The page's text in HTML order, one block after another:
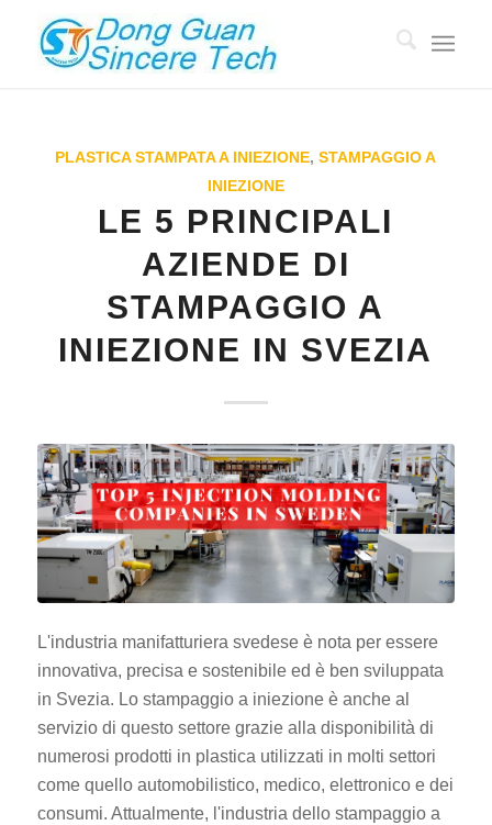
PLASTICA STAMPATA A INIEZIONE,STAMPAGGIO A
INIEZIONE
LE 5 PRINCIPALI
AZIENDE DI
STAMPAGGIO A
INIEZIONE IN SVEZIA
L'industria manifatturiera svedese è nota per essere
innovativa, precisa e sostenibile ed è ben sviluppata
in Svezia. Lo stampaggio a iniezione è anche al
servizio di questo settore grazie alla disponibilità di
numerosi prodotti in plastica utilizzati in molti settori
come quello automobilistico, medico, elettronico e dei
consumi. Attualmente, l'industria dello stampaggio a